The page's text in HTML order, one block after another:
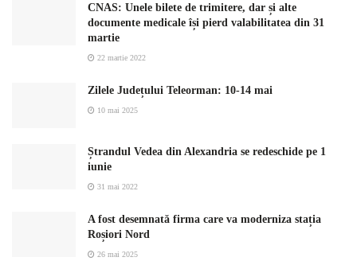
CNAS: Unele bilete de trimitere, dar și alte
documente medicale își pierd valabilitatea din 31
martie
22 martie 2022
Zilele Județului Teleorman: 10-14 mai
10 mai 2025
Ștrandul Vedea din Alexandria se redeschide pe 1
iunie
31 mai 2022
A fost desemnată firma care va moderniza stația
Roșiori Nord
26 mai 2025